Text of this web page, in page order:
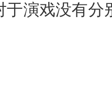
于演戏没有